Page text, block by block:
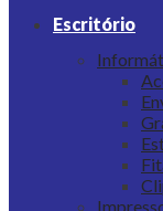
Escritório